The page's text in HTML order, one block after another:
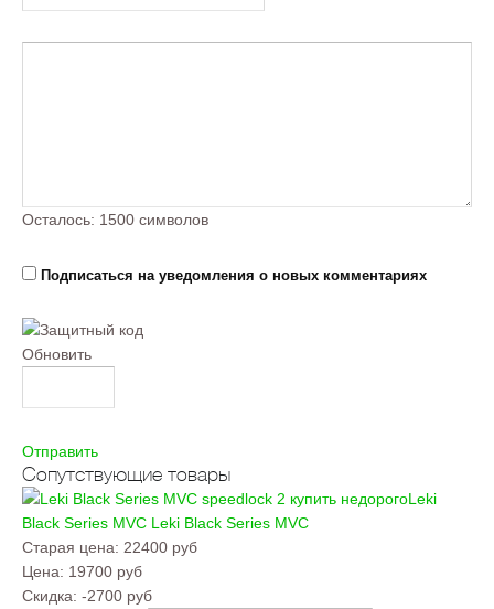
Осталось: 1500 символов
Подписаться на уведомления о новых комментариях
Обновить
Отправить
Сопутствующие товары
Leki
Black Series MVC Leki Black Series MVC
Старая цена: 22400 руб
Цена: 19700 руб
Скидка: -2700 руб